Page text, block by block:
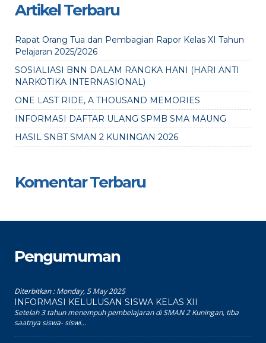
Artikel Terbaru
Rapat Orang Tua dan Pembagian Rapor Kelas XI Tahun
Pelajaran 2025/2026
SOSIALIASI BNN DALAM RANGKA HANI (HARI ANTI
NARKOTIKA INTERNASIONAL)
ONE LAST RIDE, A THOUSAND MEMORIES
INFORMASI DAFTAR ULANG SPMB SMA MAUNG
HASIL SNBT SMAN 2 KUNINGAN 2026
Komentar Terbaru
Pengumuman
Diterbitkan :Monday, 5 May 2025
INFORMASI KELULUSAN SISWA KELAS XII
Setelah 3 tahun menempuh pembelajaran di SMAN 2 Kuningan, tiba
saatnya siswa- siswi...